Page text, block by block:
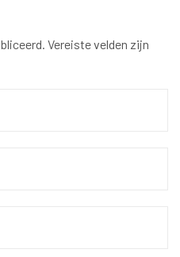
Vereiste velden zijn